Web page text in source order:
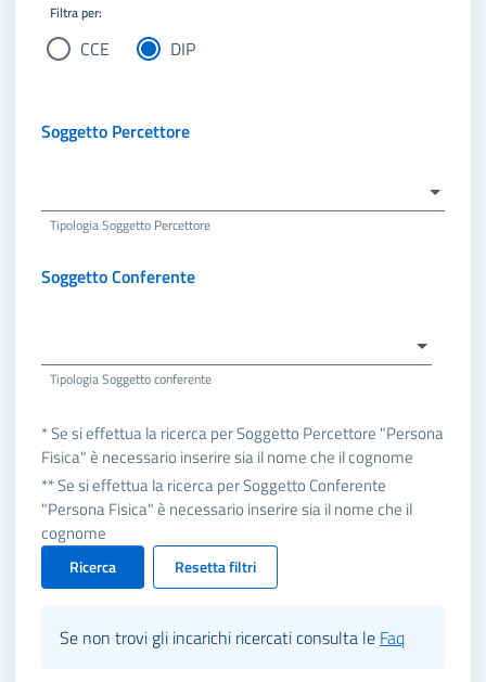
Filtra per:
CCE DIP
Soggetto Percettore
Tipologia Soggetto Percettore
Soggetto Conferente
Tipologia Soggetto conferente
* Se si effettua la ricerca per Soggetto Percettore "Persona
Fisica" è necessario inserire sia il nome che il cognome
** Se si effettua la ricerca per Soggetto Conferente
"Persona Fisica" è necessario inserire sia il nome che il
cognome
Ricerca Resetta filtri
Se non trovi gli incarichi ricercati consulta le Faq